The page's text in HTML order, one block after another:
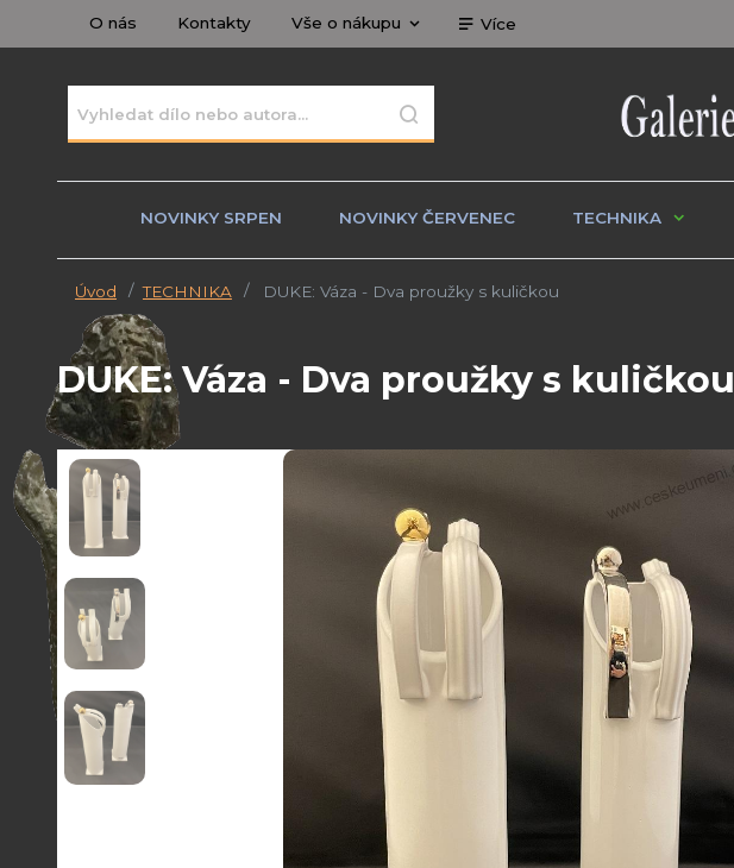
O nás Kontakty Vše o nákupu Více
NOVINKY SRPEN NOVINKY ČERVENEC TECHNIKA
Úvod TECHNIKA DUKE: Váza - Dva proužky s kuličkou
DUKE: Váza - Dva proužky s kuličkou